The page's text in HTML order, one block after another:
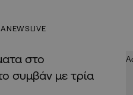
στο
συμβάν με τρία